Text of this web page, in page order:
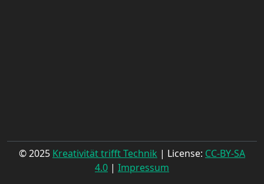
© 2025 Kreativität trifft Technik | License: CC-BY-SA
4.0 | Impressum